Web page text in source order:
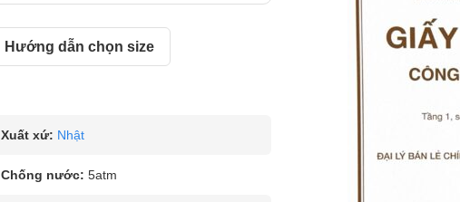
Hướng dẫn chọn size
Xuất xứ: Nhật
Chống nước: 5atm